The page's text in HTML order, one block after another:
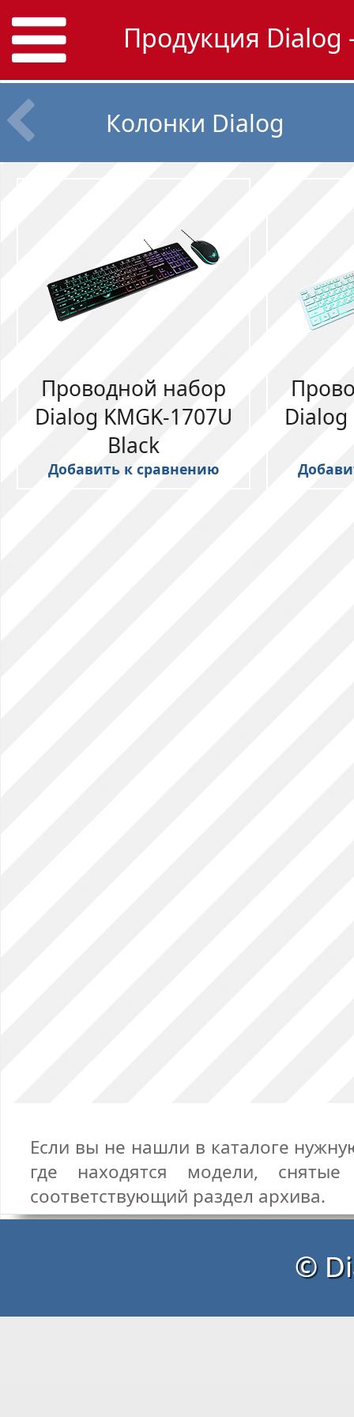
Продукция
Колонки Dialog
Проводной набор
Dialog KMGK-1707U
Black
Добавить к сравнению
Dialog
Если вы не нашли в каталоге
где находятся модели,
соответствующий раздел архива.
©